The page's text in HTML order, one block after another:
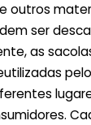
outros
ser
as